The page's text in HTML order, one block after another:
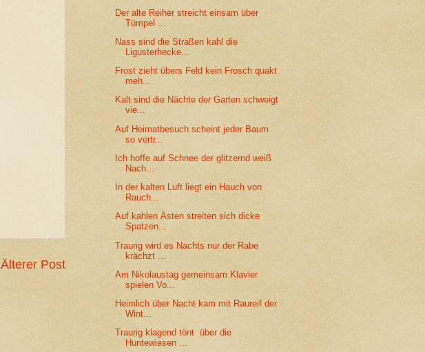
Älterer Post
Der alte Reiher streicht einsam über
Tümpel ...
Nass sind die Straßen kahl die
Ligusterhecke...
Frost zieht übers Feld kein Frosch quakt
meh...
Kalt sind die Nächte der Garten schweigt
vie...
Auf Heimatbesuch scheint jeder Baum
so vertr...
Ich hoffe auf Schnee der glitzernd weiß
Nach...
In der kalten Luft liegt ein Hauch von
Rauch...
Auf kahlen Ästen streiten sich dicke
Spatzen...
Traurig wird es Nachts nur der Rabe
krächzt ...
Am Nikolaustag gemeinsam Klavier
spielen Vo...
Heimlich über Nacht kam mit Raureif der
Wint...
Traurig klagend tönt über die
Huntewiesen ...